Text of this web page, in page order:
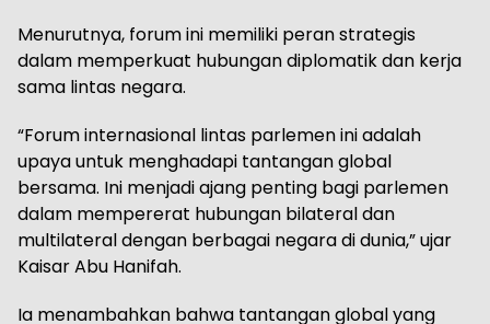
Menurutnya, forum ini memiliki peran strategis
dalam memperkuat hubungan diplomatik dan kerja
sama lintas negara.
“Forum internasional lintas parlemen ini adalah
upaya untuk menghadapi tantangan global
bersama. Ini menjadi ajang penting bagi parlemen
dalam mempererat hubungan bilateral dan
multilateral dengan berbagai negara di dunia,” ujar
Kaisar Abu Hanifah.
Ia menambahkan bahwa tantangan global yang